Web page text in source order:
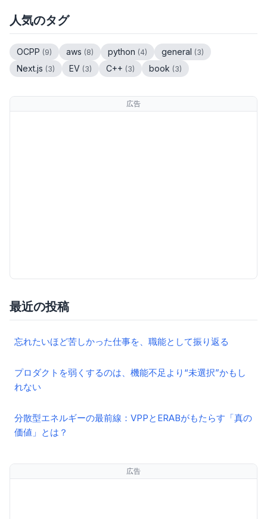
人気のタグ
OCPP (9) aws (8) python (4) general (3)
Next.js (3) EV (3) C++ (3) book (3)
広告
最近の投稿
忘れたいほど苦しかった仕事を、職能として振り返る
プロダクトを弱くするのは、機能不足より“未選択”かもし
れない
分散型エネルギーの最前線：VPPとERABがもたらす「真の
価値」とは？
広告